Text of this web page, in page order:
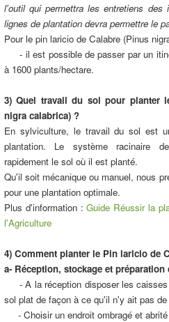
l'outil qui permettra les entretiens des
lignes de plantation devra permettre le
Pour le pin laricio de Calabre (Pinus
- il est possible de passer par un
à 1600 plants/hectare.
3) Quel travail du sol pour planter
nigra calabrica) ?
En sylviculture, le travail du sol est
plantation. Le système racinaire
rapidement le sol où il est planté.
Qu'il soit mécanique ou manuel, nous
pour une plantation optimale.
Plus d'information :Guide Réussir la
l'Agriculture
4) Comment planter le Pin laricio de
a- Réception, stockage et
- A la réception disposer les
sol plat de façon à ce qu'il n'y ait pas
- Choisir un endroit ombragé et